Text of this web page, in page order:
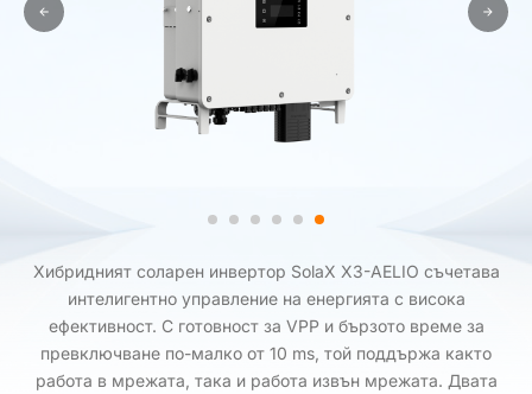
Хибридният соларен инвертор SolaX X3-AELIO съчетава
интелигентно управление на енергията с висока
ефективност. С готовност за VPP и бързото време за
превключване по-малко от 10 ms, той поддържа както
работа в мрежата, така и работа извън мрежата. Двата